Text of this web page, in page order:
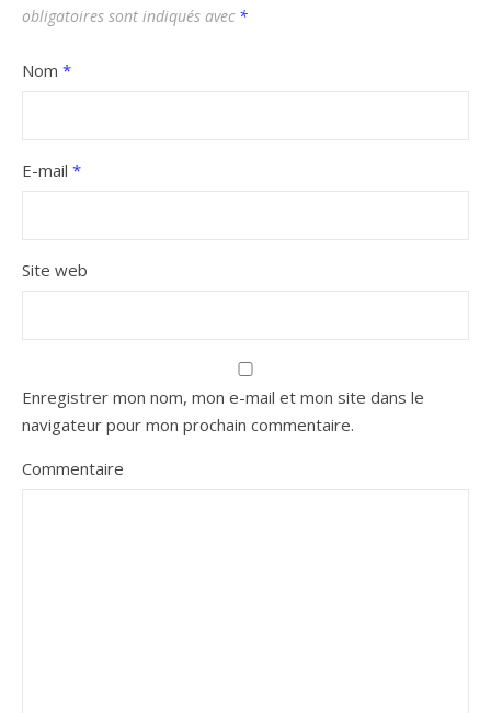
obligatoires sont indiqués avec *
Nom *
E-mail *
Site web
Enregistrer mon nom, mon e-mail et mon site dans le
navigateur pour mon prochain commentaire.
Commentaire